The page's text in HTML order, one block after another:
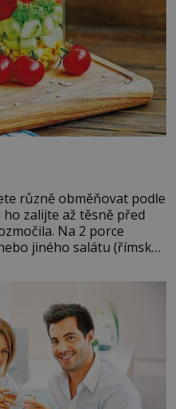
různě obměňovat podle
zalijte až těsně před
Na 2 porce
jiného salátu (římský
lžíce olivového oleje ✿ 1